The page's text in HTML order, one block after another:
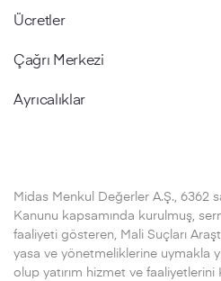
Ücretler
Çağrı Merkezi
Ayrıcalıklar
Midas Menkul Değerler A.Ş., 6362
Kanunu kapsamında kurulmuş,
faaliyeti gösteren, Mali Suçları
yasa ve yönetmeliklerine uymakla
olup yatırım hizmet ve faaliyetlerini